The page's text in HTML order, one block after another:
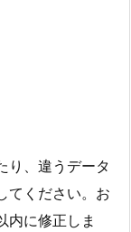
り、違うデータ
てください。お
内に修正しま